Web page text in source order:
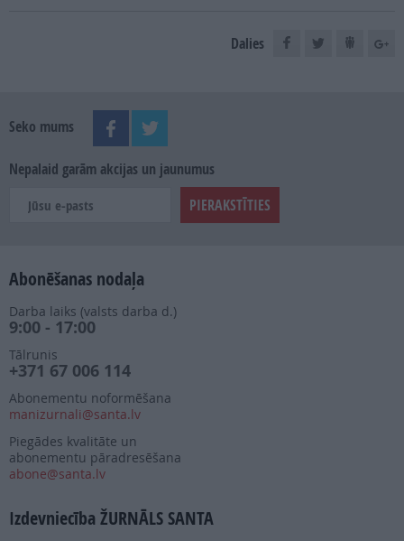
Dalies
Seko mums
Nepalaid garām akcijas un jaunumus
Abonēšanas nodaļa
Darba laiks (valsts darba d.)
9:00 - 17:00
Tālrunis
+371 67 006 114
Abonementu noformēšana
manizurnali@santa.lv
Piegādes kvalitāte un
abonementu pāradresēšana
abone@santa.lv
Izdevniecība ŽURNĀLS SANTA